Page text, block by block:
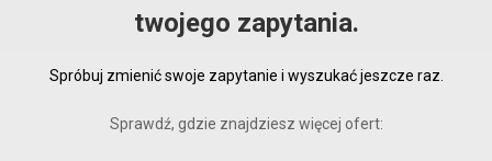
twojego zapytania.
Spróbuj zmienić swoje zapytanie i wyszukać jeszcze raz.
Sprawdź, gdzie znajdziesz więcej ofert: